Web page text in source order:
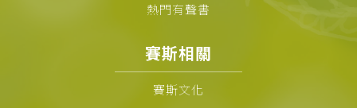
熱門有聲書
賽斯相關
賽斯文化